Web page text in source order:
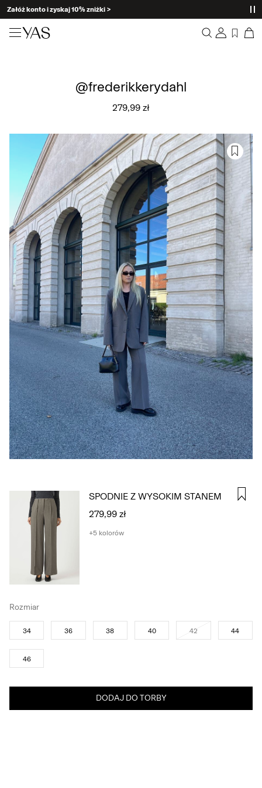
Załóż konto i zyskaj 10% zniżki >
Zamówienia
Wsparcie
Wyloguj
Trending
Matching sets
Occasionwear
Great offers
High Summer
ZALOGUJ
SIĘ
MASZ
PYTANIA?
NAS
POLSKA
/
POLSKI
@frederikkerydahl
279,99 zł
SPODNIE Z WYSOKIM STANEM
279,99 zł
+5 kolorów
Rozmiar
34 36 38 40 42 44
46
DODAJ DO TORBY